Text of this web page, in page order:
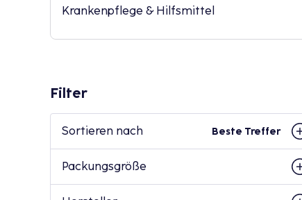
Krankenpflege & Hilfsmittel
Filter
Sortieren nach Beste Treffer
Packungsgröße